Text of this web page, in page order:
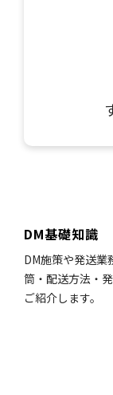
DM基礎知識
DM施策や発送業
筒・配送方法・
ご紹介します。